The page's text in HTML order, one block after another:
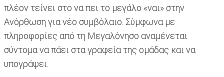
πλέον τείνει στο να πει το μεγάλο «ναι» στην
Ανόρθωση για νέο συμβόλαιο. Σύμφωνα με
πληροφορίες από τη Μεγαλόνησο αναμένεται
σύντομα να πάει στα γραφεία της ομάδας και να
υπογράψει.